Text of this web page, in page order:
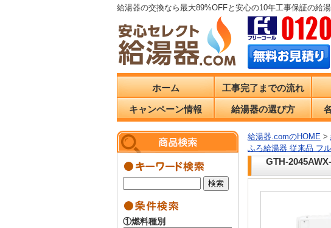
給湯器の交換なら最大89%OFFと安心の10年工事保証の給
ホーム 工事完了までの流れ
キャンペーン情報 給湯器の選び方
給湯器.comのHOME >
ふろ給湯器 従来品 フ
GTH-
①燃料種別